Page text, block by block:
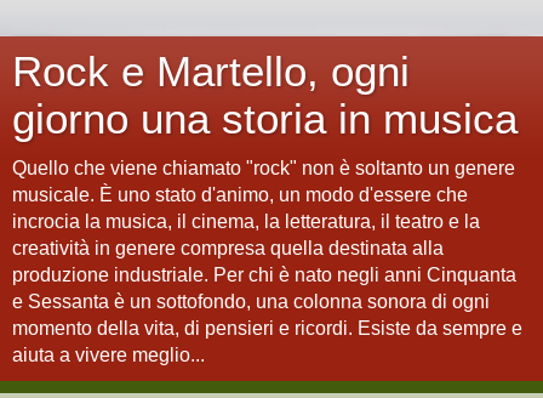
Rock e Martello, ogni
giorno una storia in musica
Quello che viene chiamato "rock" non è soltanto un genere
musicale. È uno stato d'animo, un modo d'essere che
incrocia la musica, il cinema, la letteratura, il teatro e la
creatività in genere compresa quella destinata alla
produzione industriale. Per chi è nato negli anni Cinquanta
e Sessanta è un sottofondo, una colonna sonora di ogni
momento della vita, di pensieri e ricordi. Esiste da sempre e
aiuta a vivere meglio...